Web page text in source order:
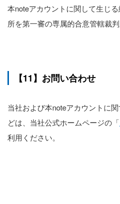
本noteアカウントに関して生じ
所を第一審の専属的合意管轄裁判
【11】お問い合わせ
当社および本noteアカウントに
どは、当社公式ホームページの「
利用ください。